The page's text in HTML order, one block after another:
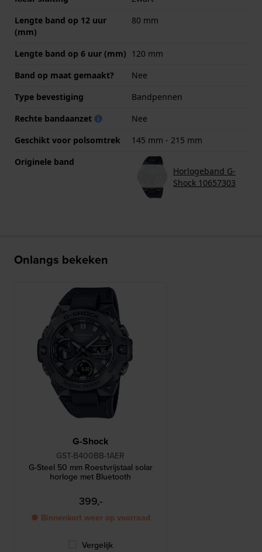
Lengte band op 12 uur
(mm)
80 mm
Lengte band op 6 uur (mm) 120 mm
Band op maat gemaakt?
Nee
Type bevestiging
Bandpennen
Rechte bandaanzet
Nee
Geschikt voor polsomtrek
145 mm - 215 mm
Originele band
Horlogeband G-
Shock 10657303
Onlangs bekeken
G-Shock
GST-B400BB-1AER
G-Steel 50 mm Roestvrijstaal solar
horloge met Bluetooth
399,-
● Binnenkort weer op voorraad
Vergelijk